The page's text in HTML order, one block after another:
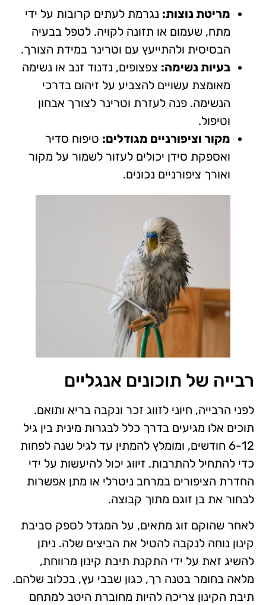
מריטת נוצות: נגרמת לעתים קרובות על ידי
מתח, שעמום או תזונה לקויה. לטפל בבעיה
הבסיסית ולהתייעץ עם וטרינר במידת הצורך.
בעיות נשימה: צפצופים, נדנוד זנב או נשימה
מאומצת עשויים להצביע על זיהום בדרכי
הנשימה. פנה לעזרת וטרינר לצורך אבחון
וטיפול.
מקור וציפורניים מגודלים: טיפוח סדיר
ואספקת סידן יכולים לעזור לשמור על מקור
ואורך ציפורניים נכונים.
רבייה של תוכונים אנגליים
לפני הרבייה, חיוני לזווג זכר ונקבה בריא ותואם.
תוכים אלו מגיעים בדרך כלל לבגרות מינית בין גיל
6-12 חודשים, ומומלץ להמתין עד לגיל שנה לפחות
כדי להתחיל להתרבות. זיווג יכול להיעשות על ידי
החדרת הציפורים במרחב ניטרלי או מתן אפשרות
לבחור את בן זוגם מתוך קבוצה.
לאחר שהוקם זוג מתאים, על המגדל לספק סביבת
קינון נוחה לנקבה להטיל את הביצים שלה. ניתן
להשיג זאת על ידי התקנת תיבת קינון מרווחת,
מלאה בחומר בטנה רך, כגון שבבי עץ, בכלוב שלהם.
תיבת הקינון צריכה להיות מחוברת היטב למתחם